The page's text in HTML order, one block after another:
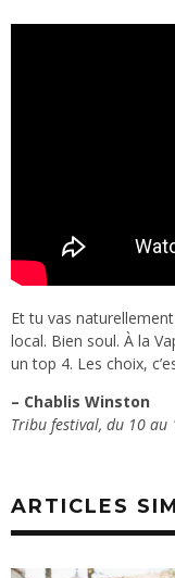
Et tu vas
local. Bien soul. À la
un top 4. Les choix,
– Chablis Winston
Tribu festival, du 10 au
ARTICLES